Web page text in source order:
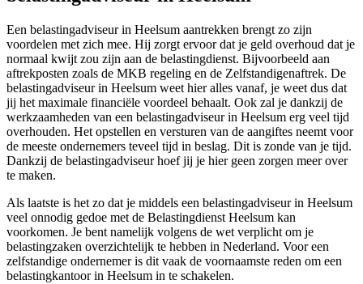
Een belastingadviseur in Heelsum aantrekken brengt zo zijn
voordelen met zich mee. Hij zorgt ervoor dat je geld overhoud dat je
normaal kwijt zou zijn aan de belastingdienst. Bijvoorbeeld aan
aftrekposten zoals de MKB regeling en de Zelfstandigenaftrek. De
belastingadviseur in Heelsum weet hier alles vanaf, je weet dus dat
jij het maximale financiële voordeel behaalt. Ook zal je dankzij de
werkzaamheden van een belastingadviseur in Heelsum erg veel tijd
overhouden. Het opstellen en versturen van de aangiftes neemt voor
de meeste ondernemers teveel tijd in beslag. Dit is zonde van je tijd.
Dankzij de belastingadviseur hoef jij je hier geen zorgen meer over
te maken.
Als laatste is het zo dat je middels een belastingadviseur in Heelsum
veel onnodig gedoe met de Belastingdienst Heelsum kan
voorkomen. Je bent namelijk volgens de wet verplicht om je
belastingzaken overzichtelijk te hebben in Nederland. Voor een
zelfstandige ondernemer is dit vaak de voornaamste reden om een
belastingkantoor in Heelsum in te schakelen.